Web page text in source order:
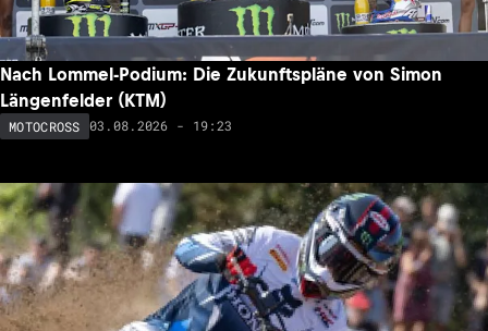
Nach Lommel-Podium: Die Zukunftspläne von Simon
Längenfelder (KTM)
MOTOCROSS 03.08.2026 - 19:23